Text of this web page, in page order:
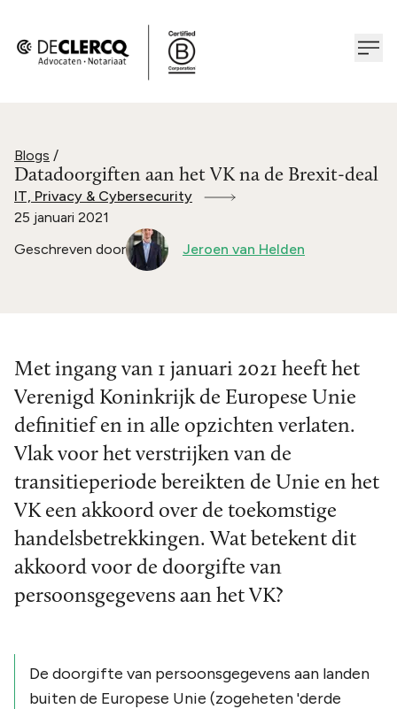
Blogs /
Datadoorgiften aan het VK na de Brexit-deal
IT, Privacy & Cybersecurity
25 januari 2021
Geschreven door
Jeroen van Helden
Met ingang van 1 januari 2021 heeft het
Verenigd Koninkrijk de Europese Unie
definitief en in alle opzichten verlaten.
Vlak voor het verstrijken van de
transitieperiode bereikten de Unie en het
VK een akkoord over de toekomstige
handelsbetrekkingen. Wat betekent dit
akkoord voor de doorgifte van
persoonsgegevens aan het VK?
De doorgifte van persoonsgegevens aan landen
buiten de Europese Unie (zogeheten 'derde